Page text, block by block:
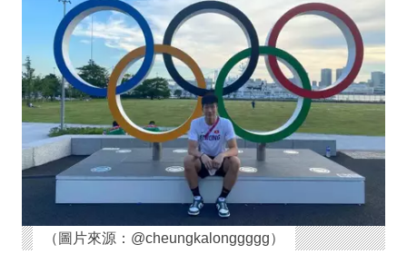
（圖片來源：@cheungkalonggggg）